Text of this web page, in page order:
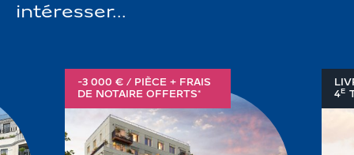
intéresser...
-3 000 € / PIÈCE + FRAIS
DE NOTAIRE OFFERTS*
4E